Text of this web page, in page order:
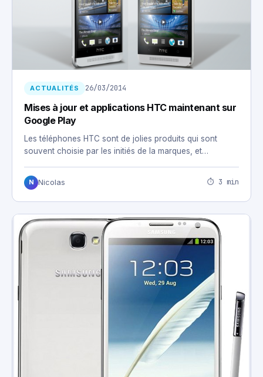
ACTUALITÉS 26/03/2014
Mises à jour et applications HTC maintenant sur
Google Play
Les téléphones HTC sont de jolies produits qui sont
souvent choisie par les initiés de la marques, et…
N Nicolas ⏱ 3 min